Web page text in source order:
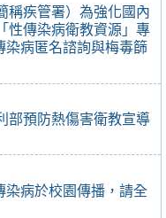
稱疾管署）為強化國內
性傳染病衛教資源」專
染病匿名諮詢與梅毒篩
部預防熱傷害衛教宣導
病於校園傳播，請全